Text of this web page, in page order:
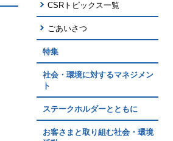
CSRトピックス一覧
ごあいさつ
特集
社会・環境に対するマネジメン
ト
ステークホルダーとともに
お客さまと取り組む社会・環境